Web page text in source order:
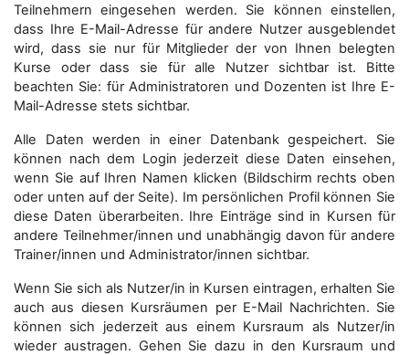
Teilnehmern eingesehen werden. Sie können einstellen,
dass Ihre E-Mail-Adresse für andere Nutzer ausgeblendet
wird, dass sie nur für Mitglieder der von Ihnen belegten
Kurse oder dass sie für alle Nutzer sichtbar ist. Bitte
beachten Sie: für Administratoren und Dozenten ist Ihre E-
Mail-Adresse stets sichtbar.
Alle Daten werden in einer Datenbank gespeichert. Sie
können nach dem Login jederzeit diese Daten einsehen,
wenn Sie auf Ihren Namen klicken (Bildschirm rechts oben
oder unten auf der Seite). Im persönlichen Profil können Sie
diese Daten überarbeiten. Ihre Einträge sind in Kursen für
andere Teilnehmer/innen und unabhängig davon für andere
Trainer/innen und Administrator/innen sichtbar.
Wenn Sie sich als Nutzer/in in Kursen eintragen, erhalten Sie
auch aus diesen Kursräumen per E-Mail Nachrichten. Sie
können sich jederzeit aus einem Kursraum als Nutzer/in
wieder austragen. Gehen Sie dazu in den Kursraum und